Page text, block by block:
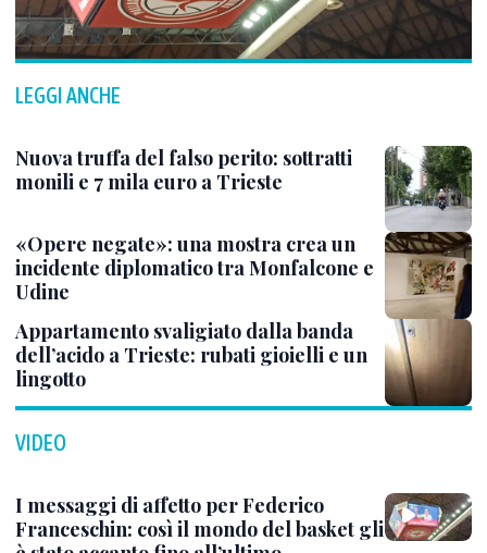
LEGGI ANCHE
Nuova truffa del falso perito: sottratti
monili e 7 mila euro a Trieste
«Opere negate»: una mostra crea un
incidente diplomatico tra Monfalcone e
Udine
Appartamento svaligiato dalla banda
dell’acido a Trieste: rubati gioielli e un
lingotto
VIDEO
I messaggi di affetto per Federico
Franceschin: così il mondo del basket gli